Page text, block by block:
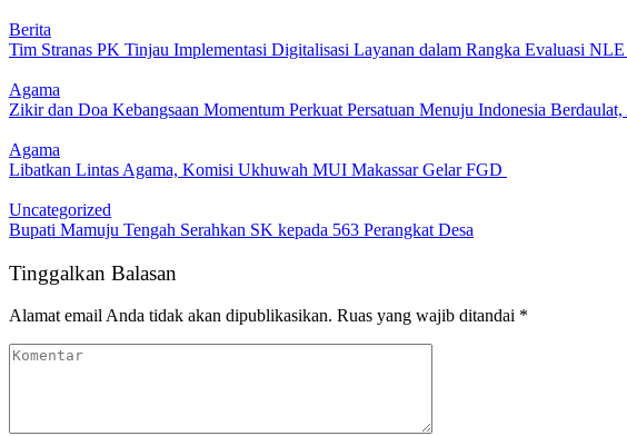
Berita
Tim Stranas PK Tinjau Implementasi Digitalisasi Layanan dalam Rangka Evaluasi
Agama
Zikir dan Doa Kebangsaan Momentum Perkuat Persatuan Menuju Indonesia
Agama
Libatkan Lintas Agama, Komisi Ukhuwah MUI Makassar Gelar FGD
Uncategorized
Bupati Mamuju Tengah Serahkan SK kepada 563 Perangkat Desa
Tinggalkan Balasan
Alamat email Anda tidak akan dipublikasikan. Ruas yang wajib ditandai *